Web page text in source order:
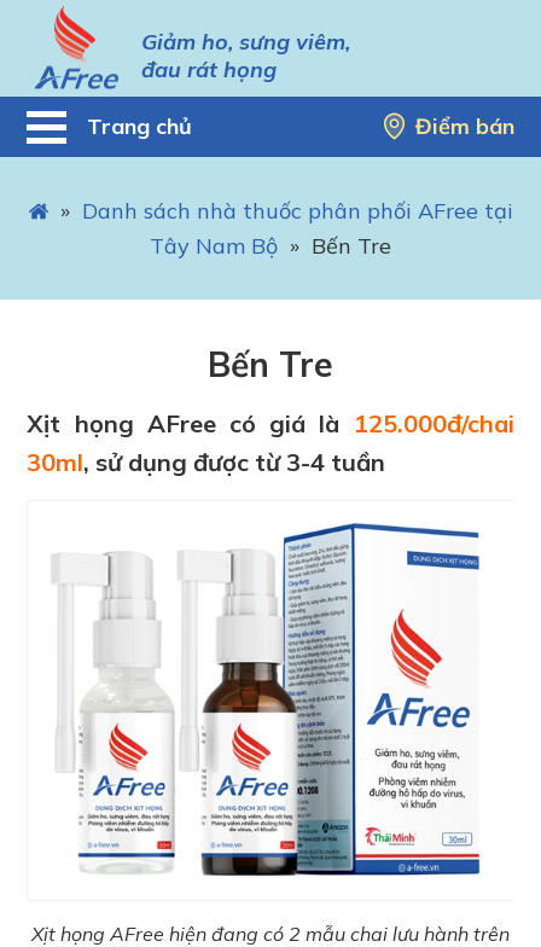
Giảm ho, sưng viêm,
đau rát họng
Trang chủ Điểm bán
» Danh sách nhà thuốc phân phối AFree tại
Tây Nam Bộ » Bến Tre
Bến Tre
Xịt họng AFree có giá là 125.000đ/chai
30ml, sử dụng được từ 3-4 tuần
Xịt họng AFree hiện đang có 2 mẫu chai lưu hành trên